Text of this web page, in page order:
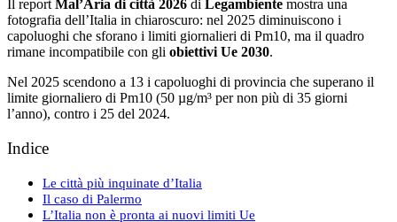
Il report Mal’Aria di città 2026 di Legambiente mostra una
fotografia dell’Italia in chiaroscuro: nel 2025 diminuiscono i
capoluoghi che sforano i limiti giornalieri di Pm10, ma il quadro
rimane incompatibile con gli obiettivi Ue 2030.
Nel 2025 scendono a 13 i capoluoghi di provincia che superano il
limite giornaliero di Pm10 (50 µg/m³ per non più di 35 giorni
l’anno), contro i 25 del 2024.
Indice
Le città più inquinate d’Italia
Il caso di Palermo
L’Italia non è pronta ai nuovi limiti Ue